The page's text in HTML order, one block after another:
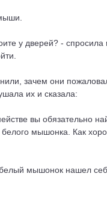
у дверей? -
зачем они
их и сказала:
вы обязательно
белого мышонка. Как
мышонок нашел